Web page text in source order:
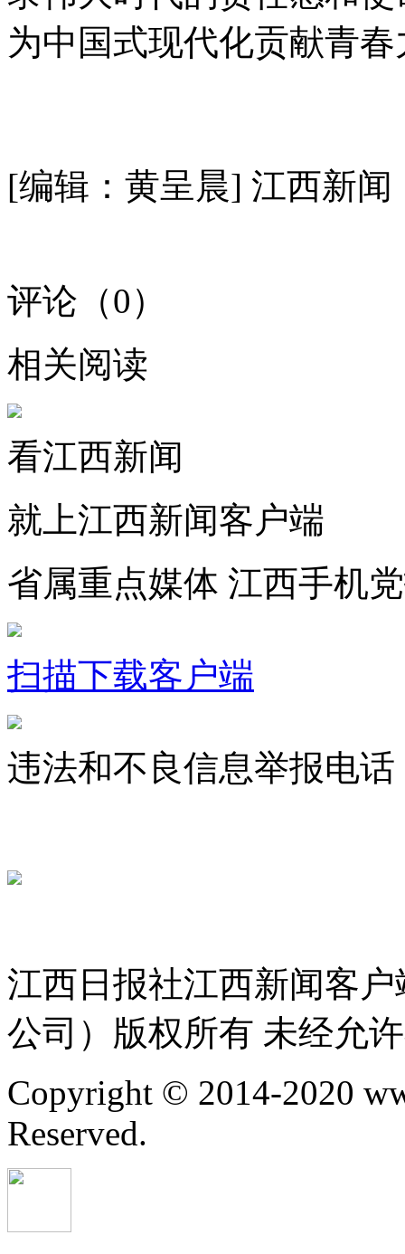
为中国式现代化贡献青
[编辑：黄呈晨] 江西新闻
评论（0）
相关阅读
看江西新闻
就上江西新闻客户端
省属重点媒体 江西手机
扫描下载客户端
违法和不良信息举报电
江西日报社江西新闻客
公司）版权所有 未经允
Copyright © 2014-2020
Reserved.